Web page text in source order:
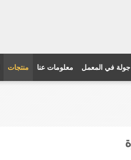
منتجات معلومات عنا جولة في المعمل